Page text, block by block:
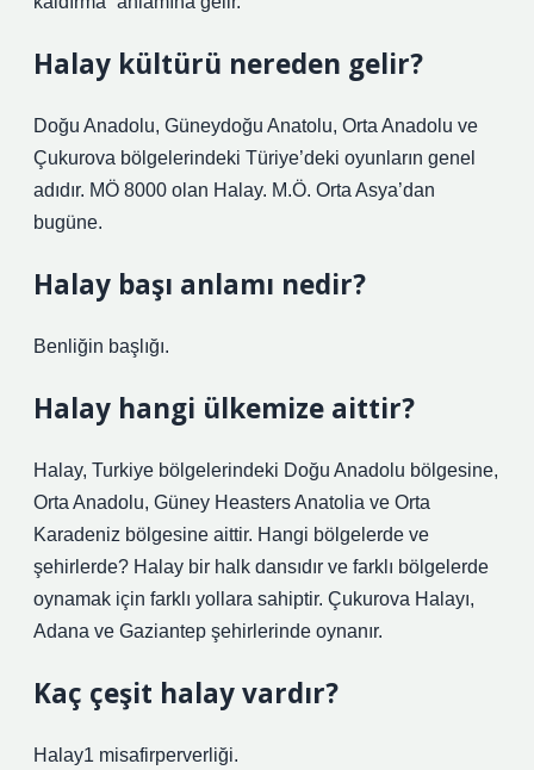
Halay kültürü nereden gelir?
Doğu Anadolu, Güneydoğu Anatolu, Orta Anadolu ve
Çukurova bölgelerindeki Türiye’deki oyunların genel
adıdır. MÖ 8000 olan Halay. M.Ö. Orta Asya’dan
bugüne.
Halay başı anlamı nedir?
Benliğin başlığı.
Halay hangi ülkemize aittir?
Halay, Turkiye bölgelerindeki Doğu Anadolu bölgesine,
Orta Anadolu, Güney Heasters Anatolia ve Orta
Karadeniz bölgesine aittir. Hangi bölgelerde ve
şehirlerde? Halay bir halk dansıdır ve farklı bölgelerde
oynamak için farklı yollara sahiptir. Çukurova Halayı,
Adana ve Gaziantep şehirlerinde oynanır.
Kaç çeşit halay vardır?
Halay1 misafirperverliği.